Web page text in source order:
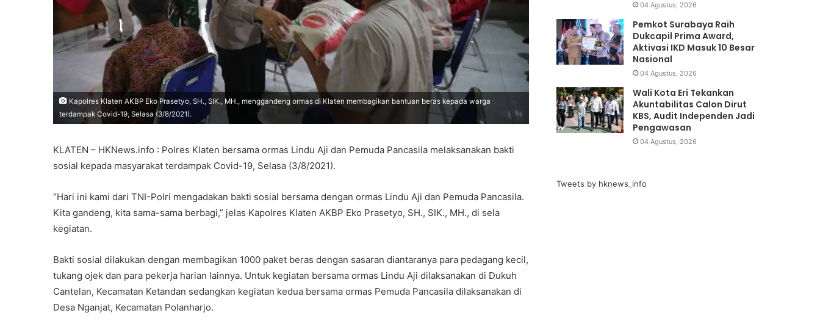
Kapolres Klaten AKBP Eko Prasetyo, SH., SIK., MH., menggandeng ormas di Klaten membagikan bantuan beras kepada warga
terdampak Covid-19, Selasa (3/8/2021).
KLATEN – HKNews.info : Polres Klaten bersama ormas Lindu Aji dan Pemuda Pancasila melaksanakan bakti
sosial kepada masyarakat terdampak Covid-19, Selasa (3/8/2021).
“Hari ini kami dari TNI-Polri mengadakan bakti sosial bersama dengan ormas Lindu Aji dan Pemuda Pancasila.
Kita gandeng, kita sama-sama berbagi,” jelas Kapolres Klaten AKBP Eko Prasetyo, SH., SIK., MH., di sela
kegiatan.
Bakti sosial dilakukan dengan membagikan 1000 paket beras dengan sasaran diantaranya para pedagang kecil,
tukang ojek dan para pekerja harian lainnya. Untuk kegiatan bersama ormas Lindu Aji dilaksanakan di Dukuh
Cantelan, Kecamatan Ketandan sedangkan kegiatan kedua bersama ormas Pemuda Pancasila dilaksanakan di
Desa Nganjat, Kecamatan Polanharjo.
04 Agustus, 2026
Pemkot Surabaya Raih
Dukcapil Prima Award,
Aktivasi IKD Masuk 10 Besar
Nasional
04 Agustus, 2026
Wali Kota Eri Tekankan
Akuntabilitas Calon Dirut
KBS, Audit Independen Jadi
Pengawasan
04 Agustus, 2026
Tweets by hknews_info